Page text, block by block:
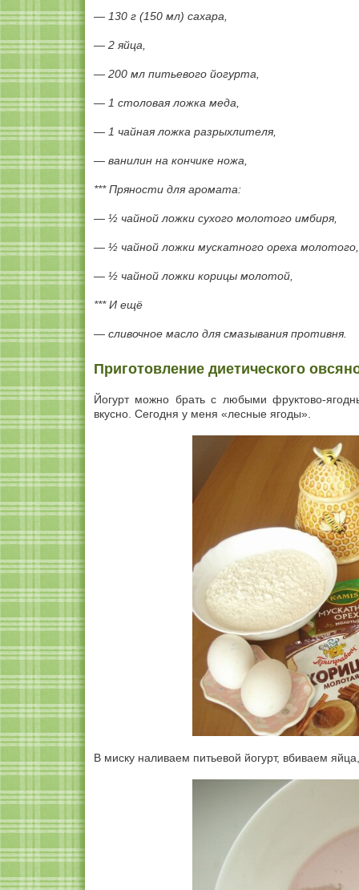
— 130 г (150 мл) сахара,
— 2 яйца,
— 200 мл питьевого йогурта,
— 1 столовая ложка меда,
— 1 чайная ложка разрыхлителя,
— ванилин на кончике ножа,
*** Пряности для аромата:
— ½ чайной ложки сухого молотого имбиря,
— ½ чайной ложки мускатного ореха молотого,
— ½ чайной ложки корицы молотой,
*** И ещё
— сливочное масло для смазывания противня.
Приготовление диетического
Йогурт можно брать с любыми фруктово-
вкусно. Сегодня у меня «лесные ягоды».
В миску наливаем питьевой йогурт, вбиваем